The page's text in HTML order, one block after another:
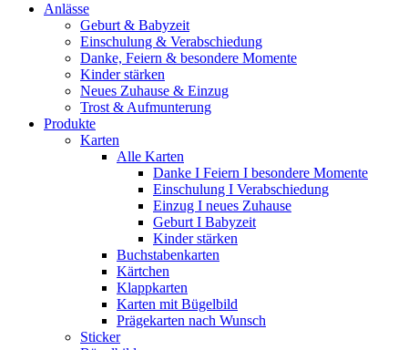
Anlässe
Geburt & Babyzeit
Einschulung & Verabschiedung
Danke, Feiern & besondere Momente
Kinder stärken
Neues Zuhause & Einzug
Trost & Aufmunterung
Produkte
Karten
Alle Karten
Danke I Feiern I besondere Momente
Einschulung I Verabschiedung
Einzug I neues Zuhause
Geburt I Babyzeit
Kinder stärken
Buchstabenkarten
Kärtchen
Klappkarten
Karten mit Bügelbild
Prägekarten nach Wunsch
Sticker